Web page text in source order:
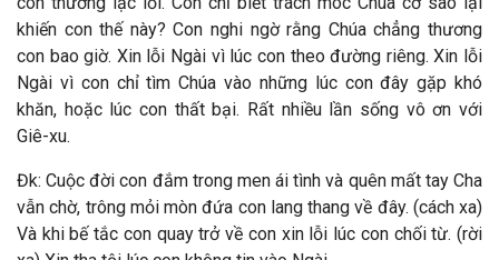
khiến con thế này? Con nghi ngờ rằng Chúa chẳng thương
con bao giờ. Xin lỗi Ngài vì lúc con theo đường riêng. Xin lỗi
Ngài vì con chỉ tìm Chúa vào những lúc con đây gặp khó
khăn, hoặc lúc con thất bại. Rất nhiều lần sống vô ơn với
Giê-xu.
Đk: Cuộc đời con đắm trong men ái tình và quên mất tay Cha
vẫn chờ, trông mỏi mòn đứa con lang thang về đây. (cách xa)
Và khi bế tắc con quay trở về con xin lỗi lúc con chối từ. (rời